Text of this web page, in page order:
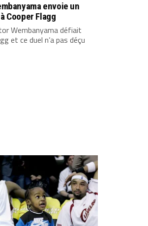
envoie un
Cooper Flagg
Wembanyama défiait
et ce duel n’a pas déçu